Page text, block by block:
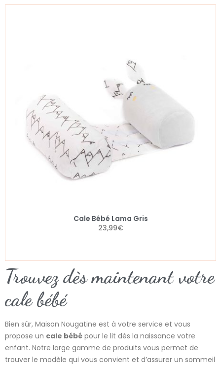
Cale Bébé Lama Gris
23,99€
Trouvez dès maintenant votre
cale bébé
Bien sûr, Maison Nougatine est à votre service et vous
propose un cale bébé pour le lit dès la naissance votre
enfant. Notre large gamme de produits vous permet de
trouver le modèle qui vous convient et d’assurer un sommeil